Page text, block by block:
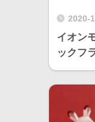
2020-
イオン
ックフ